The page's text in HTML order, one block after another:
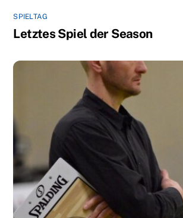
SPIELTAG
Letztes Spiel der Season